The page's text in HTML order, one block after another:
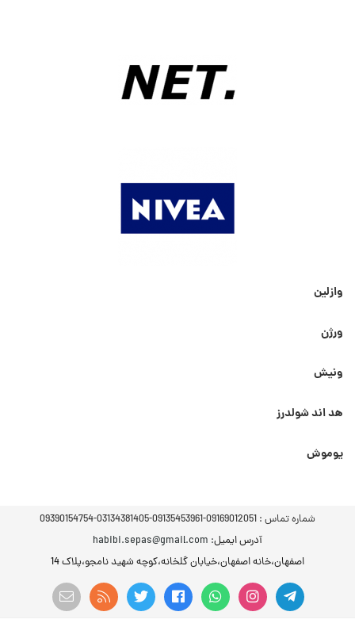
وازلین
ورژن
ونیش
هد اند شولدرز
یوموش
شماره تماس : 09169012051-09135453961-03134381405-09390154754
آدرس ایمیل: habibi.sepas@gmail.com
اصفهان،خانه اصفهان،خیابان گلخانه،کوچه شهید نامجو،پلاک 14